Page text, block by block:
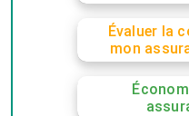
Évaluer la
mon